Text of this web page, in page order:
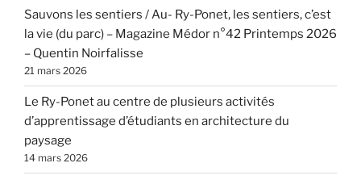
Sauvons les sentiers / Au- Ry-Ponet, les sentiers, c’est
la vie (du parc) – Magazine Médor n°42 Printemps 2026
– Quentin Noirfalisse
21 mars 2026
Le Ry-Ponet au centre de plusieurs activités
d’apprentissage d’étudiants en architecture du
paysage
14 mars 2026